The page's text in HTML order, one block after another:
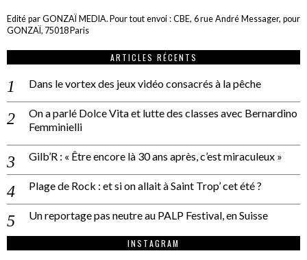
Edité par GONZAÏ MEDIA. Pour tout envoi : CBE, 6 rue André Messager, pour
GONZAÏ, 75018 Paris
ARTICLES RÉCENTS
Dans le vortex des jeux vidéo consacrés à la pêche
On a parlé Dolce Vita et lutte des classes avec Bernardino
Femminielli
Gilb’R : « Être encore là 30 ans après, c’est miraculeux »
Plage de Rock : et si on allait à Saint Trop’ cet été ?
Un reportage pas neutre au PALP Festival, en Suisse
INSTAGRAM